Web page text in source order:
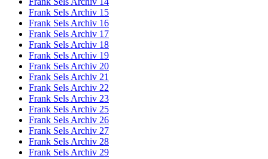
Frank Sels Archiv 15
Frank Sels Archiv 16
Frank Sels Archiv 17
Frank Sels Archiv 18
Frank Sels Archiv 19
Frank Sels Archiv 20
Frank Sels Archiv 21
Frank Sels Archiv 22
Frank Sels Archiv 23
Frank Sels Archiv 25
Frank Sels Archiv 26
Frank Sels Archiv 27
Frank Sels Archiv 28
Frank Sels Archiv 29